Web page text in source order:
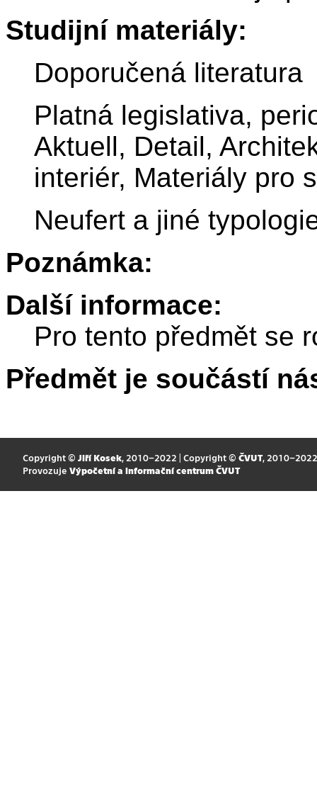
Studijní materiály:
Doporučená literatura
Platná legislativa,
Aktuell, Detail,
interiér, Materiály pro
Neufert a jiné
Poznámka:
Další informace:
Pro tento předmět se
Předmět je součástí
Copyright © Jiří Kosek, 2010–2022 | Copyright © ČVUT, 2010–2022
Provozuje Výpočetní a informační centrum ČVUT